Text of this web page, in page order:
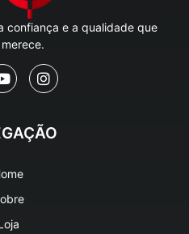
confiança e a qualidade que